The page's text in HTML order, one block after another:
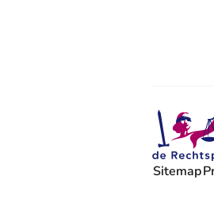
Volg ons
Volg
Sitemap